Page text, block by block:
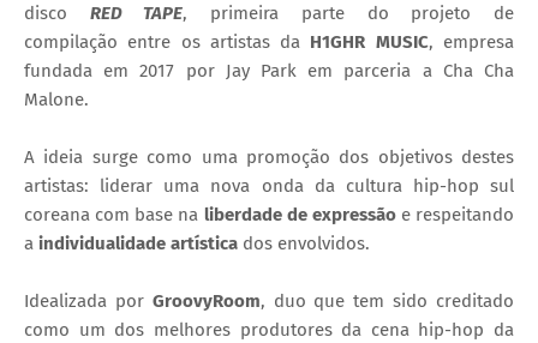
disco RED TAPE, primeira parte do projeto de
compilação entre os artistas da H1GHR MUSIC, empresa
fundada em 2017 por Jay Park em parceria a Cha Cha
Malone.
A ideia surge como uma promoção dos objetivos destes
artistas: liderar uma nova onda da cultura hip-hop sul
coreana com base na liberdade de expressãoe respeitando
a individualidade artística dos envolvidos.
Idealizada por GroovyRoom, duo que tem sido creditado
como um dos melhores produtores da cena hip-hop da